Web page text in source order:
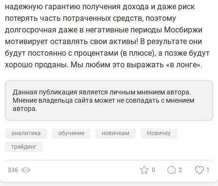
надежную гарантию получения дохода и даже риск
потерять часть потраченных средств, поэтому
долгосрочная даже в негативные периоды Мосбиржи
мотивирует оставлять свои активы! В результате они
будут постоянно с процентами (в плюсе), а позже будут
хорошо проданы. Мы любим это выражать «в лонге».
Данная публикация является личным мнением автора.
Мнение владельца сайта может не совпадать с мнением
автора.
аналитика обучение новичкам
Новичку
трейдинг
336 0 2 1